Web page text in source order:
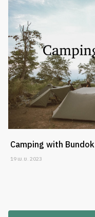
Camping with Bundok
19 เม.ย. 2023